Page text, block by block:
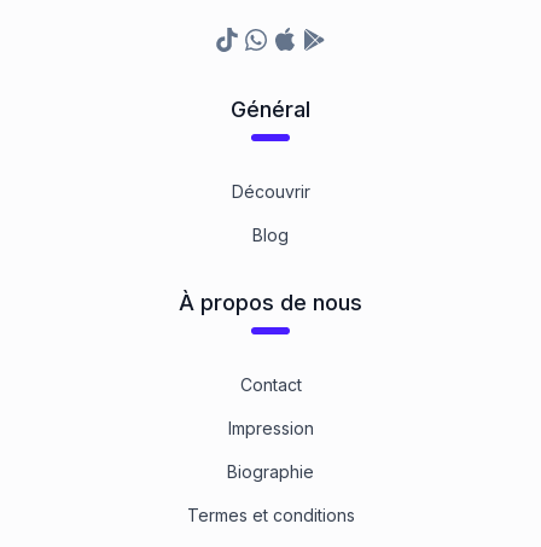
TikTokWhatsapp
Appstore
Google Play Store
Général
Découvrir
Blog
À propos de nous
Contact
Impression
Biographie
Termes et conditions